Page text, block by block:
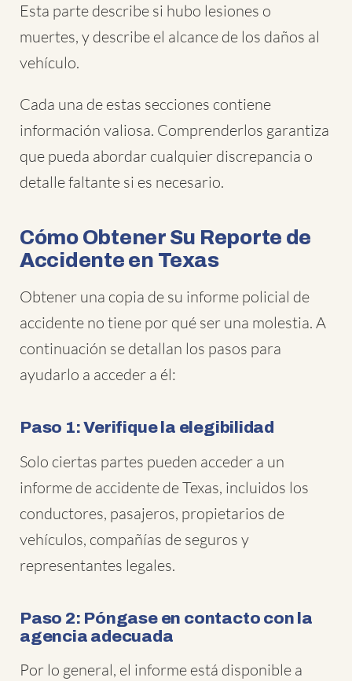
Esta parte describe si hubo lesiones o
muertes, y describe el alcance de los daños al
vehículo.
Cada una de estas secciones contiene
información valiosa. Comprenderlos garantiza
que pueda abordar cualquier discrepancia o
detalle faltante si es necesario.
Cómo Obtener Su Reporte de
Accidente en Texas
Obtener una copia de su informe policial de
accidente no tiene por qué ser una molestia. A
continuación se detallan los pasos para
ayudarlo a acceder a él:
Paso 1: Verifique la elegibilidad
Solo ciertas partes pueden acceder a un
informe de accidente de Texas, incluidos los
conductores, pasajeros, propietarios de
vehículos, compañías de seguros y
representantes legales.
Paso 2: Póngase en contacto con la
agencia adecuada
Por lo general, el informe está disponible a